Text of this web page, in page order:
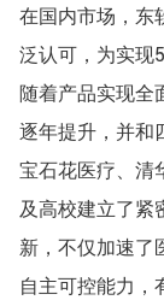
在国内市场，东
泛认可，为实现
随着产品实现全
逐年提升，并和
宝石花医疗、清
及高校建立了紧
新，不仅加速了
自主可控能力，